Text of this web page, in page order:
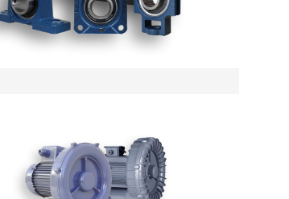
Máy Thổi Khí